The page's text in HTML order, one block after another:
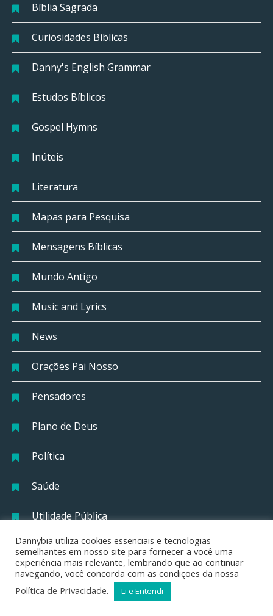
Bíblia Sagrada
Curiosidades Bíblicas
Danny's English Grammar
Estudos Bíblicos
Gospel Hymns
Inúteis
Literatura
Mapas para Pesquisa
Mensagens Bíblicas
Mundo Antigo
Music and Lyrics
News
Orações Pai Nosso
Pensadores
Plano de Deus
Política
Saúde
Utilidade Pública
Áudios para Curtir
Tocador00:00
Dannybia utiliza cookies essenciais e tecnologias
semelhantes em nosso site para fornecer a você uma
experiência mais relevante, lembrando que ao continuar
navegando, você concorda com as condições da nossa
Política de Privacidade. Li e Entendi